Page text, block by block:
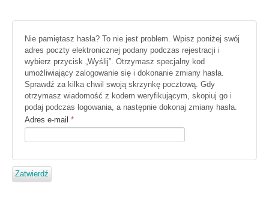
Nie pamiętasz hasła? To nie jest problem. Wpisz poniżej swój
adres poczty elektronicznej podany podczas rejestracji i
wybierz przycisk „Wyślij”. Otrzymasz specjalny kod
umożliwiający zalogowanie się i dokonanie zmiany hasła.
Sprawdź za kilka chwil swoją skrzynkę pocztową. Gdy
otrzymasz wiadomość z kodem weryfikującym, skopiuj go i
podaj podczas logowania, a następnie dokonaj zmiany hasła.
Adres e-mail *
Zatwierdź